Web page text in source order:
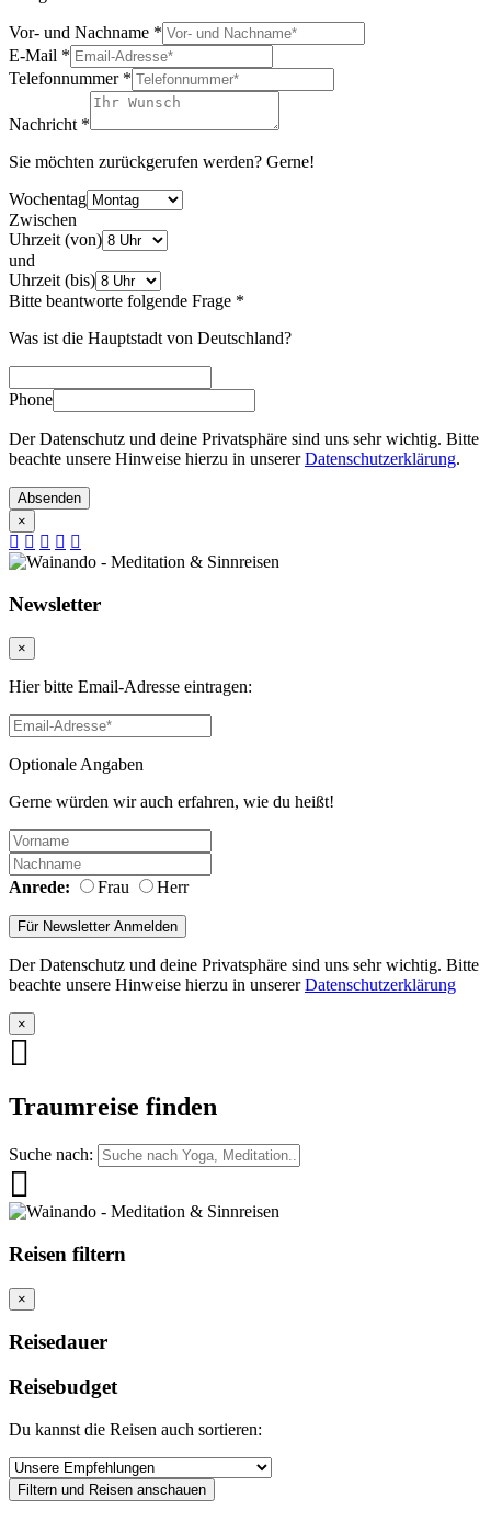
Vor- und Nachname *
E-Mail *
Telefonnummer *
Nachricht *
Sie möchten zurückgerufen werden? Gerne!
Wochentag
Zwischen
Uhrzeit (von)
und
Uhrzeit (bis)
Bitte beantworte folgende Frage *
Was ist die Hauptstadt von Deutschland?
Phone
Der Datenschutz und deine Privatsphäre sind uns sehr wichtig. Bitte
beachte unsere Hinweise hierzu in unsererDatenschutzerklärung.
Absenden
×
Newsletter
×
Hier bitte Email-Adresse eintragen:
Optionale Angaben
Gerne würden wir auch erfahren, wie du heißt!
Anrede: Frau Herr
Der Datenschutz und deine Privatsphäre sind uns sehr wichtig. Bitte
beachte unsere Hinweise hierzu in unsererDatenschutzerklärung
×
Traumreise finden
Suche nach:
Reisen filtern
×
Reisedauer
Reisebudget
Du kannst die Reisen auch sortieren:
Filtern und Reisen anschauen